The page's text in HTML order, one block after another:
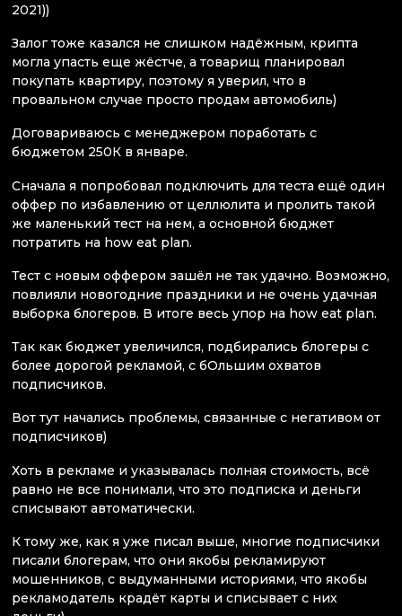
2021))
Залог тоже казался не слишком надёжным, крипта
могла упасть еще жёстче, а товарищ планировал
покупать квартиру, поэтому я уверил, что в
провальном случае просто продам автомобиль)
Договариваюсь с менеджером поработать с
бюджетом 250К в январе.
Сначала я попробовал подключить для теста ещё один
оффер по избавлению от целлюлита и пролить такой
же маленький тест на нем, а основной бюджет
потратить на how eat plan.
Тест с новым оффером зашёл не так удачно. Возможно,
повлияли новогодние праздники и не очень удачная
выборка блогеров. В итоге весь упор на how eat plan.
Так как бюджет увеличился, подбирались блогеры с
более дорогой рекламой, с бОльшим охватов
подписчиков.
Вот тут начались проблемы, связанные с негативом от
подписчиков)
Хоть в рекламе и указывалась полная стоимость, всё
равно не все понимали, что это подписка и деньги
списывают автоматически.
К тому же, как я уже писал выше, многие подписчики
писали блогерам, что они якобы рекламируют
мошенников, с выдуманными историями, что якобы
рекламодатель крадёт карты и списывает с них